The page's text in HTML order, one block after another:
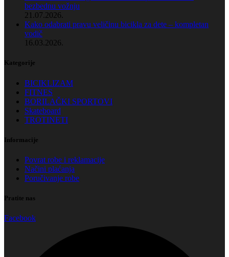
bezbednu vožnju
21.07.2026.
Kako odabrati pravu veličinu bicikla za dete – kompletan
vodič
16.03.2026.
Kategorije
BICIKLIZAM
FITNES
BORILAČKI SPORTOVI
Skateboard
TROTINETI
Informacije
Povrat robe i reklamacije
Načini plaćanja
Poručivanje robe
Pratite nas
Facebook